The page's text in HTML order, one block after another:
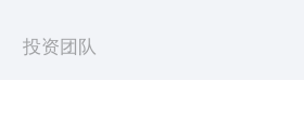
投资团队